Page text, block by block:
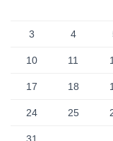
3 4
10 11
17 18
24 25
31